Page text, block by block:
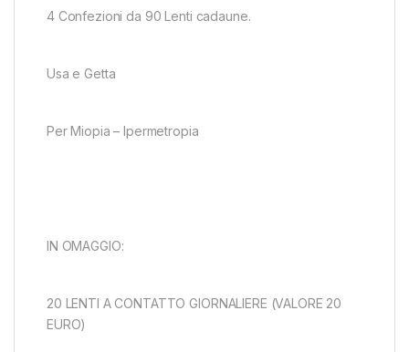
4 Confezioni da 90 Lenti cadaune.
Usa e Getta
Per Miopia – Ipermetropia
IN OMAGGIO:
20 LENTI A CONTATTO GIORNALIERE (VALORE 20
EURO)